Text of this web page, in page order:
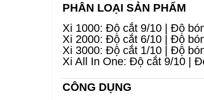
PHÂN LOẠI SẢN PHẨM
Xi 1000: Độ cắt 9/10 | Độ
Xi 2000: Độ cắt 6/10 | Độ
Xi 3000: Độ cắt 1/10 | Độ
Xi All In One: Độ cắt 9/10 |
CÔNG DỤNG